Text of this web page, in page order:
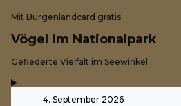
Mit Burgenlandcard gratis
Vögel im Nationalpark
-Gefiederte Vielfalt im Seewinkel
4. September 2026